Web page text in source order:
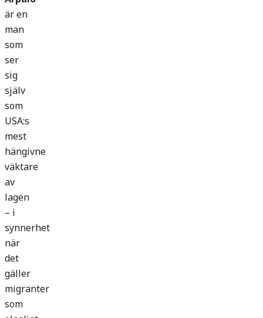
är en
man
som
ser
sig
själv
som
USA:s
mest
hängivne
väktare
av
lagen
– i
synnerhet
när
det
gäller
migranter
som